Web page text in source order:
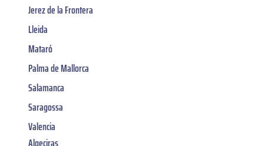
Jerez de la Frontera
Lleida
Mataró
Palma de Mallorca
Salamanca
Saragossa
Valencia